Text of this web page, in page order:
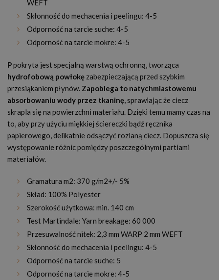
WEFT
Skłonność do mechacenia i peelingu: 4-5
Odporność na tarcie suche: 4-5
Odporność na tarcie mokre: 4-5
Ppokryta jest specjalną warstwą ochronną, tworząca
hydrofobową powłokę zabezpieczającą przed szybkim
przesiąkaniem płynów. Zapobiega to natychmiastowemu
absorbowaniu wody przez tkaninę, sprawiając że ciecz
skrapla się na powierzchni materiału. Dzięki temu mamy czas na
to, aby przy użyciu miękkiej ściereczki bądź ręcznika
papierowego, delikatnie odsączyć rozlaną ciecz. Dopuszcza się
występowanie różnic pomiędzy poszczególnymi partiami
materiałów.
Gramatura m2: 370 g/m2+/- 5%
Skład: 100% Polyester
Szerokość użytkowa: min. 140 cm
Test Martindale: Yarn breakage: 60 000
Przesuwalność nitek: 2,3 mm WARP 2 mm WEFT
Skłonność do mechacenia i peelingu: 4-5
Odporność na tarcie suche: 5
Odporność na tarcie mokre: 4-5